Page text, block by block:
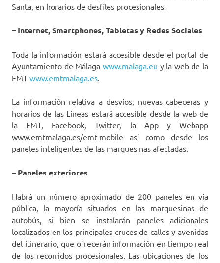
Santa, en horarios de desfiles procesionales.
– Internet, Smartphones, Tabletas y Redes Sociales
Toda la información estará accesible desde el portal de
Ayuntamiento de Málaga www.malaga.eu y la web de la
EMT www.emtmalaga.es
La información relativa a desvíos, nuevas cabeceras y
horarios de las Líneas estará accesible desde la web de
la EMT, Facebook, Twitter, la App y Webapp
www.emtmalaga.es/emt-mobile así como desde los
paneles inteligentes de las marquesinas afectadas.
– Paneles exteriores
Habrá un número aproximado de 200 paneles en vía
pública, la mayoría situados en las marquesinas de
autobús, si bien se instalarán paneles adicionales
localizados en los principales cruces de calles y avenidas
del itinerario, que ofrecerán información en tiempo real
de los recorridos procesionales. Las ubicaciones de los